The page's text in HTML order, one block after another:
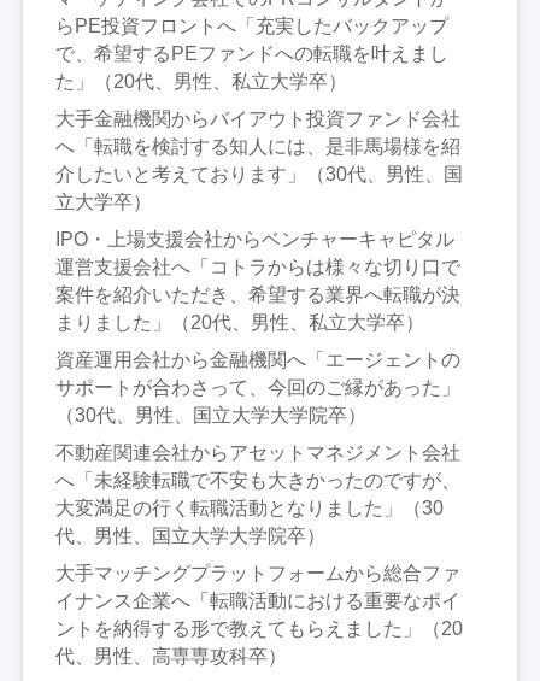
らPE投資フロントへ「充実したバックアップ
で、希望するPEファンドへの転職を叶えまし
た」（20代、男性、私立大学卒）
大手金融機関からバイアウト投資ファンド会社
へ「転職を検討する知人には、是非馬場様を紹
介したいと考えております」（30代、男性、国
立大学卒）
IPO・上場支援会社からベンチャーキャピタル
運営支援会社へ「コトラからは様々な切り口で
案件を紹介いただき、希望する業界へ転職が決
まりました」（20代、男性、私立大学卒）
資産運用会社から金融機関へ「エージェントの
サポートが合わさって、今回のご縁があった」
（30代、男性、国立大学大学院卒）
不動産関連会社からアセットマネジメント会社
へ「未経験転職で不安も大きかったのですが、
大変満足の行く転職活動となりました」（30
代、男性、国立大学大学院卒）
大手マッチングプラットフォームから総合ファ
イナンス企業へ「転職活動における重要なポイ
ントを納得する形で教えてもらえました」（20
代、男性、高専専攻科卒）